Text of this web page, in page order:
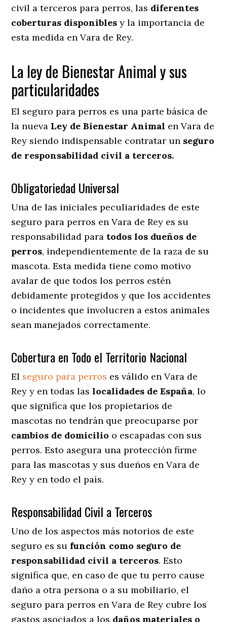
civil a terceros para perros, las diferentes
coberturas disponibles y la importancia de
esta medida en Vara de Rey.
La ley de Bienestar Animal y sus
particularidades
El seguro para perros es una parte básica de
la nueva Ley de Bienestar Animal en Vara de
Rey siendo indispensable contratar un seguro
de responsabilidad civil a terceros.
Obligatoriedad Universal
Una de las iniciales peculiaridades de este
seguro para perros en Vara de Rey es su
responsabilidad para todos los dueños de
perros, independientemente de la raza de su
mascota. Esta medida tiene como motivo
avalar de que todos los perros estén
debidamente protegidos y que los accidentes
o incidentes que involucren a estos animales
sean manejados correctamente.
Cobertura en Todo el Territorio Nacional
El seguro para perros es válido en Vara de
Rey y en todas laslocalidades de España, lo
que significa que los propietarios de
mascotas no tendrán que preocuparse por
cambios de domicilio o escapadas con sus
perros. Esto asegura una protección firme
para las mascotas y sus dueños en Vara de
Rey y en todo el país.
Responsabilidad Civil a Terceros
Uno de los aspectos más notorios de este
seguro es su función como seguro de
responsabilidad civil a terceros. Esto
significa que, en caso de que tu perro cause
daño a otra persona o a su mobiliario, el
seguro para perros en Vara de Rey cubre los
gastos asociados a los daños materiales o